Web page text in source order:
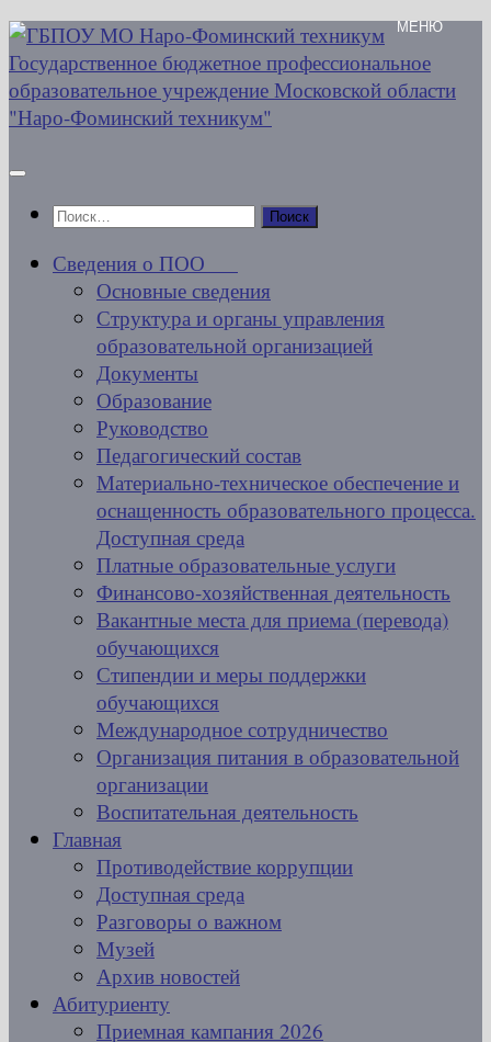
Перейти
к
содержимому
Найти:
Сведения о ПОО
Основные сведения
Структура и органы управления
образовательной организацией
Документы
Образование
Руководство
Педагогический состав
Материально-техническое обеспечение и
оснащенность образовательного процесса.
Доступная среда
Платные образовательные услуги
Финансово-хозяйственная деятельность
Вакантные места для приема (перевода)
обучающихся
Стипендии и меры поддержки
обучающихся
Международное сотрудничество
Организация питания в образовательной
организации
Воспитательная деятельность
Главная
Противодействие коррупции
Доступная среда
Разговоры о важном
Музей
Архив новостей
Абитуриенту
Приемная кампания 2026